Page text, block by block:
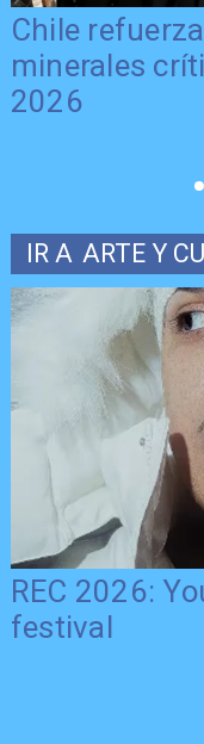
Chile
minerales
2026
IR A ARTE Y
REC 2026:
festival